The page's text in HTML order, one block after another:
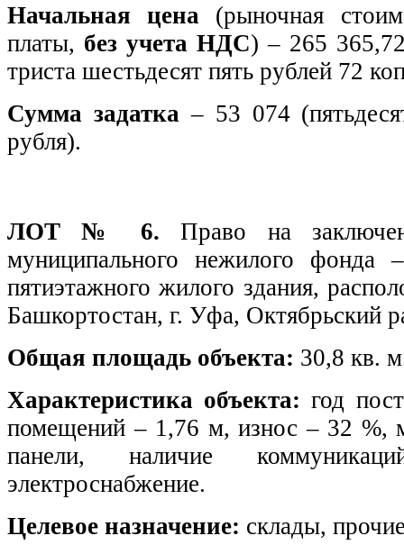
Начальная цена (рыночная
платы, без учета НДС) – 265
триста шестьдесят пять рублей 72
Сумма задатка– 53 074
рубля).
ЛОТ № 6.Право на
муниципального нежилого
пятиэтажного жилого здания,
Башкортостан, г. Уфа, Октябрьский
Общая площадь объекта: 30,8 кв.
Характеристика объекта:год
помещений – 1,76 м, износ – 32 %,
панели, наличие
электроснабжение.
Целевое назначение: склады,